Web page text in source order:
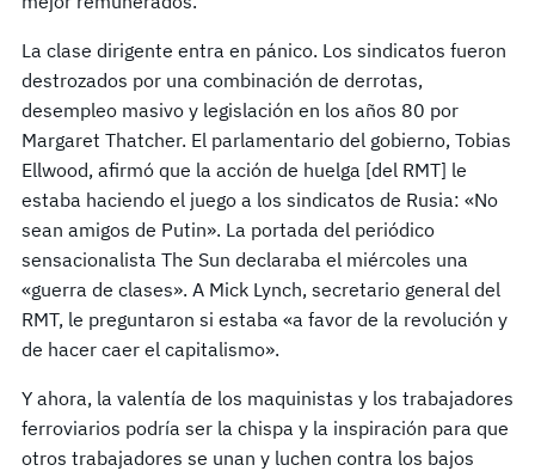
La clase dirigente entra en pánico. Los sindicatos fueron
destrozados por una combinación de derrotas,
desempleo masivo y legislación en los años 80 por
Margaret Thatcher. El parlamentario del gobierno, Tobias
Ellwood, afirmó que la acción de huelga [del RMT] le
estaba haciendo el juego a los sindicatos de Rusia: «No
sean amigos de Putin». La portada del periódico
sensacionalista The Sun declaraba el miércoles una
«guerra de clases». A Mick Lynch, secretario general del
RMT, le preguntaron si estaba «a favor de la revolución y
de hacer caer el capitalismo».
Y ahora, la valentía de los maquinistas y los trabajadores
ferroviarios podría ser la chispa y la inspiración para que
otros trabajadores se unan y luchen contra los bajos